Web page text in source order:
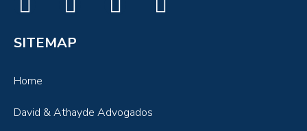
SITEMAP
Home
David & Athayde Advogados